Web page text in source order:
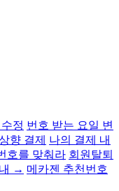
정 번호 받는 요일 변
향 결제 나의 결제 내
호를 맞춰라 회원탈퇴
→ 메카젠 추천번호